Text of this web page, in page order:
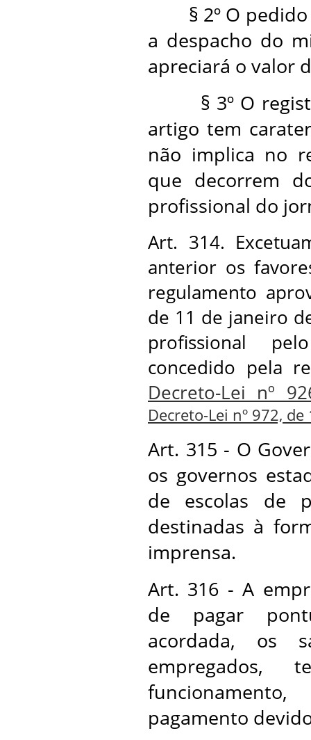
§ 2º O pedido
a despacho do
apreciará o valor
§ 3º O
artigo tem
não implica no
que decorrem
profissional do
Art. 314.
anterior os
regulamento
de 11 de janeiro
profissional
concedido pela
Decreto-Lei nº
Decreto-Lei nº 972,
Art. 315 - O
os governos
de escolas de
destinadas à
imprensa.
Art. 316 - A
de pagar
acordada, os
pagamento